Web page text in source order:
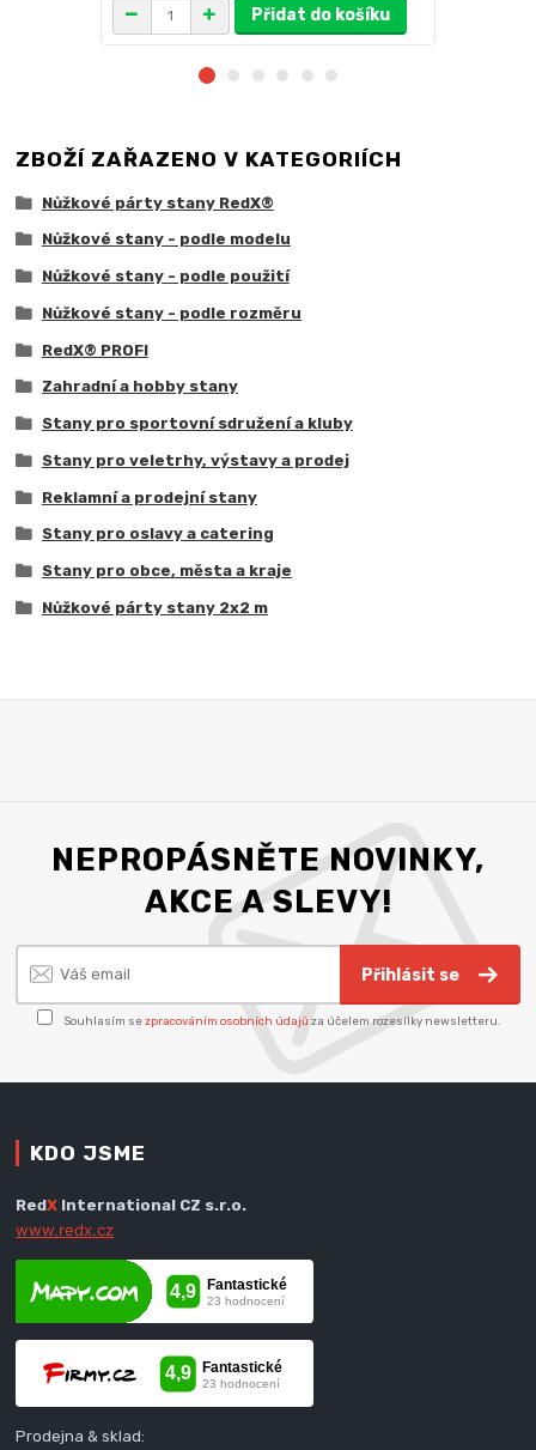
Přidat do košíku
ZBOŽÍ ZAŘAZENO V KATEGORIÍCH
Nůžkové párty stany RedX®
Nůžkové stany - podle modelu
Nůžkové stany - podle použití
Nůžkové stany - podle rozměru
RedX® PROFI
Zahradní a hobby stany
Stany pro sportovní sdružení a kluby
Stany pro veletrhy, výstavy a prodej
Reklamní a prodejní stany
Stany pro oslavy a catering
Stany pro obce, města a kraje
Nůžkové párty stany 2x2 m
NEPROPÁSNĚTE NOVINKY,
AKCE A SLEVY!
Přihlásit se
Souhlasím sezpracováním osobních údajů za účelem rozesílky newsletteru.
KDO JSME
RedX International CZ s.r.o.
www.redx.cz
Prodejna & sklad: